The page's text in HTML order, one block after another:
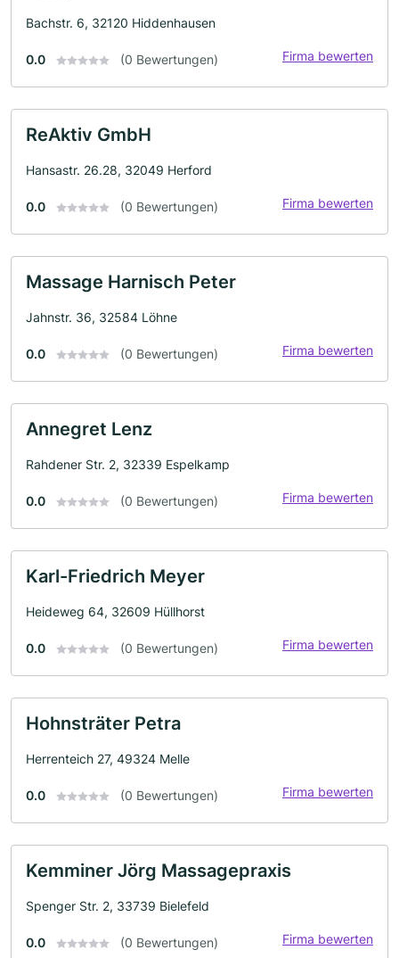
Bachstr. 6, 32120 Hiddenhausen
0.0 (0 Bewertungen) Firma bewerten
ReAktiv GmbH
Hansastr. 26.28, 32049 Herford
0.0 (0 Bewertungen) Firma bewerten
Massage Harnisch Peter
Jahnstr. 36, 32584 Löhne
0.0 (0 Bewertungen) Firma bewerten
Annegret Lenz
Rahdener Str. 2, 32339 Espelkamp
0.0 (0 Bewertungen) Firma bewerten
Karl-Friedrich Meyer
Heideweg 64, 32609 Hüllhorst
0.0 (0 Bewertungen) Firma bewerten
Hohnsträter Petra
Herrenteich 27, 49324 Melle
0.0 (0 Bewertungen) Firma bewerten
Kemminer Jörg Massagepraxis
Spenger Str. 2, 33739 Bielefeld
0.0 (0 Bewertungen) Firma bewerten